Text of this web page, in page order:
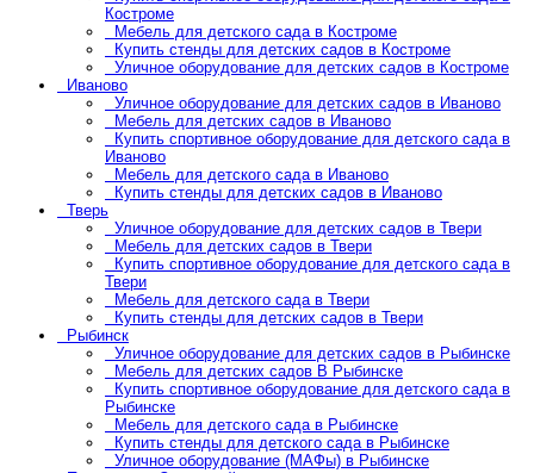
Костроме
Мебель для детского сада в Костроме
Купить стенды для детских садов в Костроме
Уличное оборудование для детских садов в Костроме
Иваново
Уличное оборудование для детских садов в Иваново
Мебель для детских садов в Иваново
Купить спортивное оборудование для детского сада в
Иваново
Мебель для детского сада в Иваново
Купить стенды для детских садов в Иваново
Тверь
Уличное оборудование для детских садов в Твери
Мебель для детских садов в Твери
Купить спортивное оборудование для детского сада в
Твери
Мебель для детского сада в Твери
Купить стенды для детских садов в Твери
Рыбинск
Уличное оборудование для детских садов в Рыбинске
Мебель для детских садов В Рыбинске
Купить спортивное оборудование для детского сада в
Рыбинске
Мебель для детского сада в Рыбинске
Купить стенды для детского сада в Рыбинске
Уличное оборудование (МАФы) в Рыбинске